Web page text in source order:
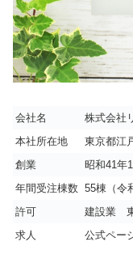
会社名
株式会社
本社所在地
東京都江
創業
昭和41年
年間受注棟数 55棟（令
許可
建設業
求人
公式ペー